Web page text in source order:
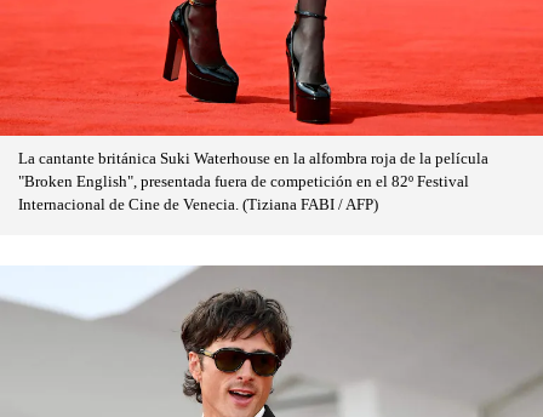
La cantante británica Suki Waterhouse en la alfombra roja de la película
"Broken English", presentada fuera de competición en el 82º Festival
Internacional de Cine de Venecia. (Tiziana FABI / AFP)